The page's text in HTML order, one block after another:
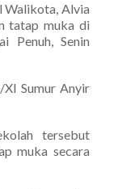
Walikota, Alvia
tatap muka di
Penuh, Senin
Sumur Anyir
tersebut
muka secara